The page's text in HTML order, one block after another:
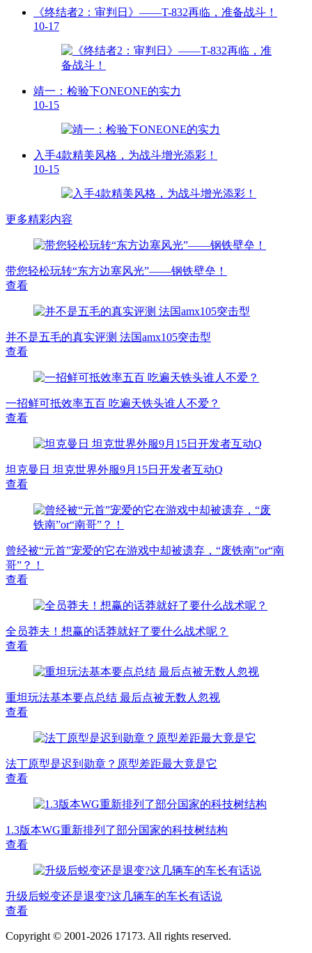
《终结者2：审判日》——T-832再临，准备战斗！
10-17
靖一：检验下ONEONE的实力
10-15
入手4款精美风格，为战斗增光添彩！
10-15
更多精彩内容
带您轻松玩转“东方边塞风光”——钢铁壁垒！
查看
并不是五毛的真实评测 法国amx105突击型
查看
一招鲜可抵效率五百 吃遍天铁头谁人不爱？
查看
坦克曼日 坦克世界外服9月15日开发者互动Q
查看
曾经被“元首”宠爱的它在游戏中却被遗弃，“废铁南”or“南
哥”？！
查看
全员莽夫！想赢的话莽就好了要什么战术呢？
查看
重坦玩法基本要点总结 最后点被无数人忽视
查看
法丁原型是迟到勋章？原型差距最大竟是它
查看
1.3版本WG重新排列了部分国家的科技树结构
查看
升级后蜕变还是退变?这几辆车的车长有话说
查看
Copyright © 2001-2026 17173. All rights reserved.